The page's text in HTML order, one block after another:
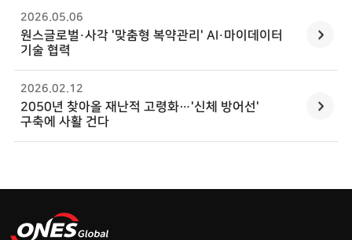
.06
2026.05
원스글로벌·사각 '맞춤형 복약관리' AI·마이데이터
기술 협력
.12
2026.02
2050년 찾아올 재난적 고령화…'신체 방어선'
구축에 사활 건다